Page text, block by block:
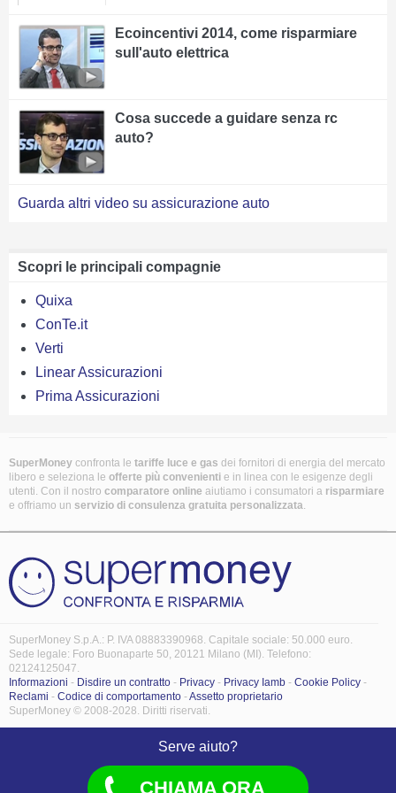
Ecoincentivi 2014, come risparmiare
sull'auto elettrica
Cosa succede a guidare senza rc
auto?
Guarda altri video su assicurazione auto
Scopri le principali compagnie
Quixa
ConTe.it
Verti
Linear Assicurazioni
Prima Assicurazioni
SuperMoney confronta le tariffe luce e gas dei fornitori di energia del mercato
libero e seleziona le offerte più convenienti e in linea con le esigenze degli
utenti. Con il nostro comparatore online aiutiamo i consumatori a risparmiare
e offriamo un servizio di consulenza gratuita personalizzata.
SuperMoney S.p.A.: P. IVA 08883390968. Capitale sociale: 50.000 euro.
Sede legale: Foro Buonaparte 50, 20121 Milano (MI). Telefono:
02124125047.
Informazioni - Disdire un contratto - Privacy - Privacy Iamb - Cookie Policy -
Reclami - Codice di comportamento -Assetto proprietario
SuperMoney © 2008-2028. Diritti riservati.
Serve aiuto?
CHIAMA ORA